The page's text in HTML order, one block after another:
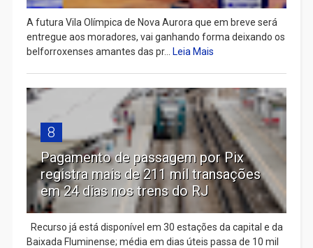
A futura Vila Olímpica de Nova Aurora que em breve será
entregue aos moradores, vai ganhando forma deixando os
belforroxenses amantes das pr... Leia Mais
8
Pagamento de passagem por Pix
registra mais de 211 mil transações
em 24 dias nos trens do RJ
Recurso já está disponível em 30 estações da capital e da
Baixada Fluminense; média em dias úteis passa de 10 mil